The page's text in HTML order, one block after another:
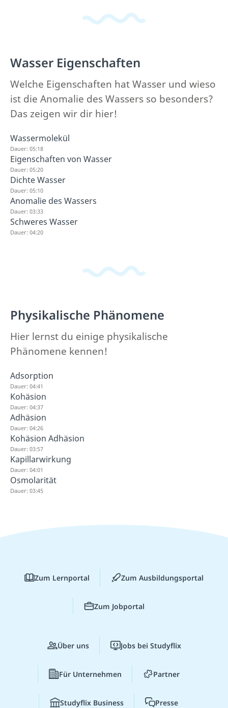
Wasser Eigenschaften
Welche Eigenschaften hat Wasser und wieso
ist die Anomalie des Wassers so besonders?
Das zeigen wir dir hier!
Wassermolekül
Dauer: 05:18
Eigenschaften von Wasser
Dauer: 05:20
Dichte Wasser
Dauer: 05:10
Anomalie des Wassers
Dauer: 03:33
Schweres Wasser
Dauer: 04:20
Physikalische Phänomene
Hier lernst du einige physikalische
Phänomene kennen!
Adsorption
Dauer: 04:41
Kohäsion
Dauer: 04:37
Adhäsion
Dauer: 04:26
Kohäsion Adhäsion
Dauer: 03:57
Kapillarwirkung
Dauer: 04:01
Osmolarität
Dauer: 03:45
Zum Lernportal Zum Ausbildungsportal
Zum Jobportal
Über uns Jobs bei Studyflix
Für Unternehmen Partner
Studyflix Business Presse